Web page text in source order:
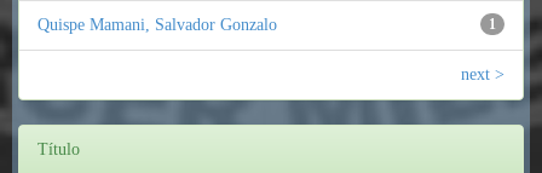
1
Quispe Mamani, Salvador Gonzalo
next >
Título